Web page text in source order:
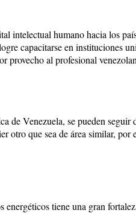
intelectual humano hacia los
capacitarse en instituciones
provecho al profesional
de Venezuela, se pueden seguir
otro que sea de área similar,
energéticos tiene una gran